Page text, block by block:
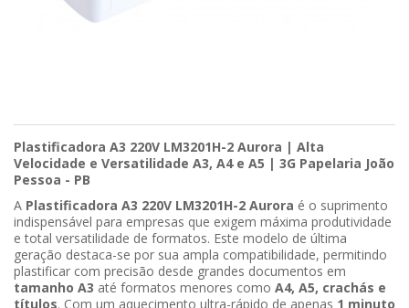
Plastificadora A3 220V LM3201H-2 Aurora | Alta
Velocidade e Versatilidade A3, A4 e A5 | 3G Papelaria João
Pessoa - PB
A Plastificadora A3 220V LM3201H-2 Aurora é o suprimento
indispensável para empresas que exigem máxima produtividade
e total versatilidade de formatos. Este modelo de última
geração destaca-se por sua ampla compatibilidade, permitindo
plastificar com precisão desde grandes documentos em
tamanho A3 até formatos menores como A4, A5, crachás e
títulos. Com um aquecimento ultra-rápido de apenas 1 minuto